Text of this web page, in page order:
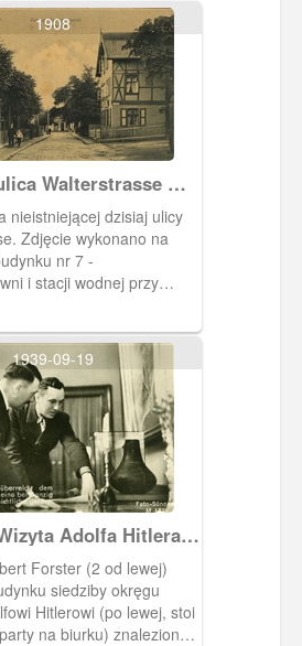
1908
Walterstrasse w
nieistniejącej dzisiaj ulicy
Zdjęcie wykonano na
i stacji wodnej przy
6. Pośrodku zdjęcia
Oliwskiej 52.
1939-09-19
Adolfa Hitlera
i na Westerplatte
Forster (2 od lewej)
siedziby okręgu
Hitlerowi (po lewej, stoi
na biurku) znalezioną